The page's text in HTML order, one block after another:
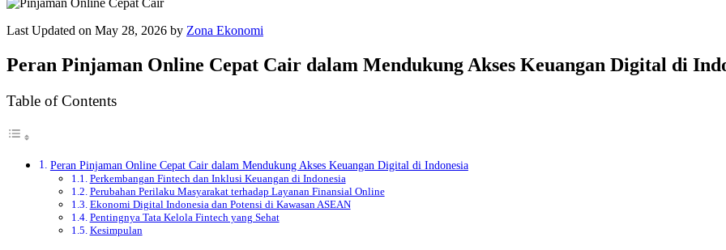
Last Updated on May 28, 2026 by Zona Ekonomi
Peran Pinjaman Online Cepat Cair dalam Mendukung Akses Keuangan Digital di
Table of Contents
Peran Pinjaman Online Cepat Cair dalam Mendukung Akses Keuangan Digital di Indonesia
Perkembangan Fintech dan Inklusi Keuangan di Indonesia
Perubahan Perilaku Masyarakat terhadap Layanan Finansial Online
Ekonomi Digital Indonesia dan Potensi di Kawasan ASEAN
Pentingnya Tata Kelola Fintech yang Sehat
Kesimpulan